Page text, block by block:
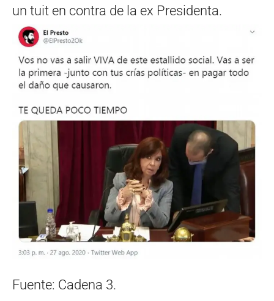
un tuit en contra de la ex Presidenta.
Fuente: Cadena 3.